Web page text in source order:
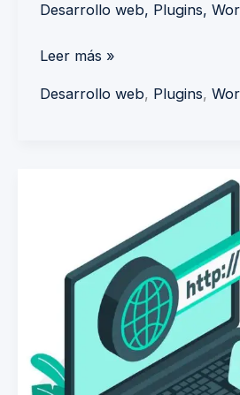
Desarrollo web, Plugins,
Leer más »
Desarrollo web, Plugins,